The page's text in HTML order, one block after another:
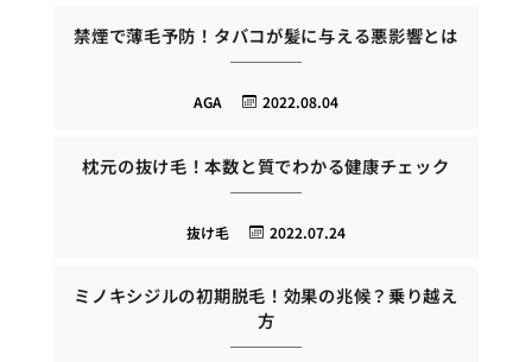
禁煙で薄毛予防！タバコが髪に与える悪影響とは
2022.08.04
AGA
枕元の抜け毛！本数と質でわかる健康チェック
2022.07.24
抜け毛
ミノキシジルの初期脱毛！効果の兆候？乗り越え
方